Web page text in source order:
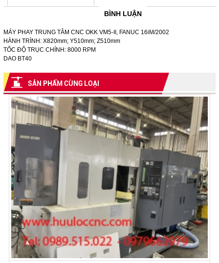
BÌNH LUẬN
MÁY PHAY TRUNG TÂM CNC OKK VM5-II, FANUC 16iM/2002
HÀNH TRÌNH: X820mm; Y510mm; Z510mm
TỐC ĐỘ TRỤC CHÍNH: 8000 RPM
DAO BT40
SẢN PHẨM CÙNG LOẠI